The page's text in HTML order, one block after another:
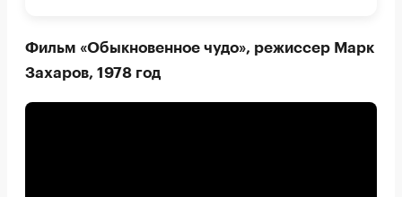
Фильм «Обыкновенное чудо», режиссер Марк
Захаров, 1978 год